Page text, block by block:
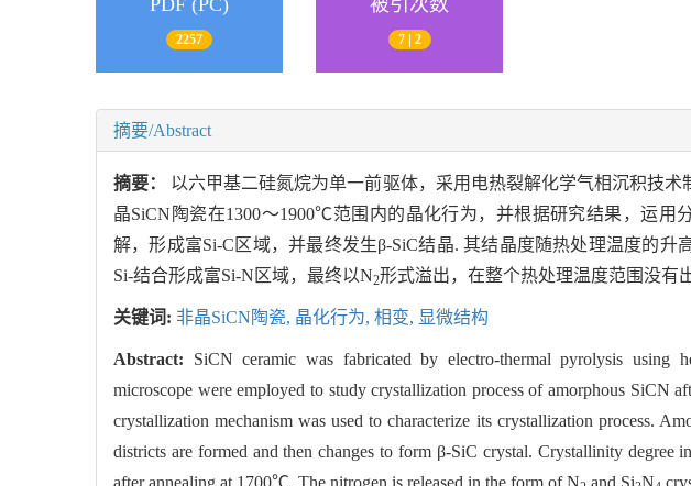
2257 7 | 2
摘要/Abstract
摘要： 以六甲基二硅氮烷为单一前驱体，采用电热裂解化学气相沉积技
晶SiCN陶瓷在1300～1900℃范围内的晶化行为，并根据研究结果，运
解，形成富Si-C区域，并最终发生β-SiC结晶. 其结晶度随热处理温度的
Si-结合形成富Si-N区域，最终以N2形式溢出，在整个热处理温度范围没有
关键词: 非晶SiCN陶瓷, 晶化行为, 相变, 显微结构
Abstract: SiCN ceramic was fabricated by electro-thermal pyrolysis using
microscope were employed to study crystallization process of amorphous
crystallization mechanism was used to characterize its crystallization process.
districts are formed and then changes to form β-SiC crystal. Crystallinity degree